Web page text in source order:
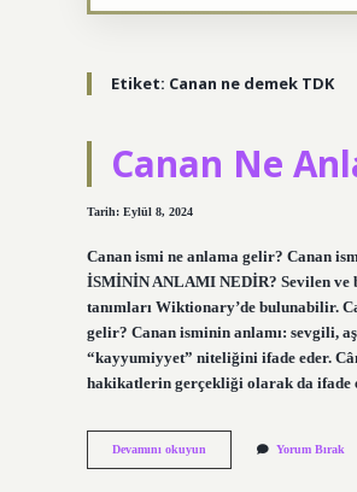
Etiket: Canan ne demek TDK
Canan Ne
Tarih: Eylül 8, 2024
Canan ismi ne anlama gelir? Canan
İSMİNİN ANLAMI NEDİR? Sevilen ve
tanımları Wiktionary’de bulunabilir.
gelir? Canan isminin anlamı: sevgili,
“kayyumiyyet” niteliğini ifade eder.
hakikatlerin gerçekliği olarak da ifade
Devamını okuyun
Ne
Yorum Bırak